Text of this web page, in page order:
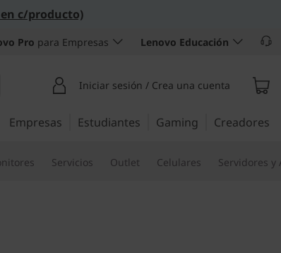
c/producto)
Pro para Empresas Lenovo Educación
Iniciar sesión / Crea una cuenta
Empresas Estudiantes Gaming Creadores
Servicios Outlet Celulares Servidores y